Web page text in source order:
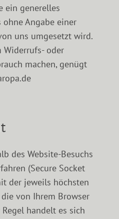
ein generelles
ohne Angabe einer
uns umgesetzt wird.
Widerrufs- oder
machen, genügt
des Website-Besuchs
(Secure Socket
der jeweils höchsten
von Ihrem Browser
handelt es sich